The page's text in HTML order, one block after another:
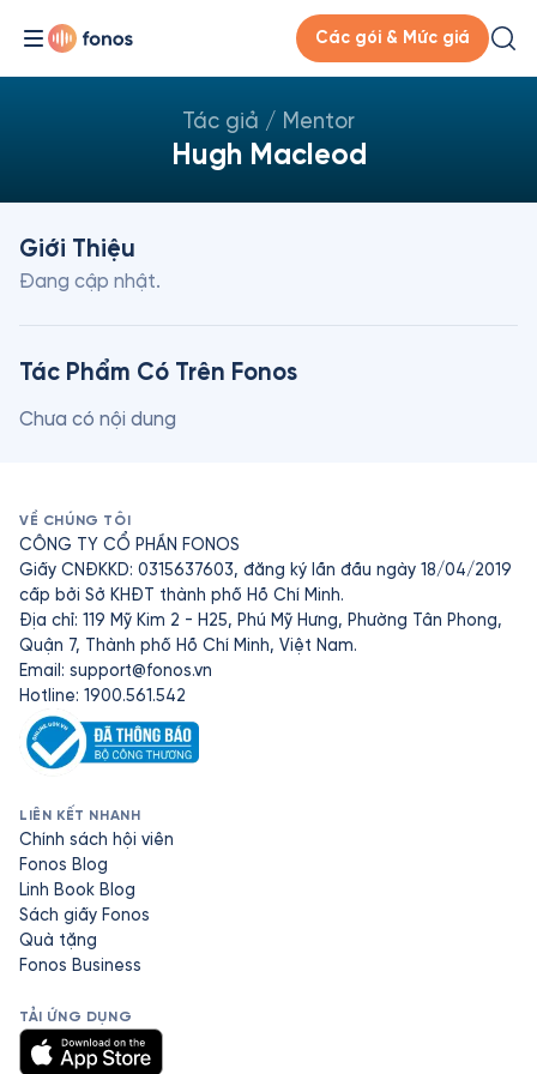
Các gói & Mức giá
Tác giả / Mentor
Hugh Macleod
Giới Thiệu
Đang cập nhật.
Tác Phẩm Có Trên Fonos
Chưa có nội dung
VỀ CHÚNG TÔI
CÔNG TY CỔ PHẦN FONOS
Giấy CNĐKKD: 0315637603, đăng ký lần đầu ngày 18/04/2019
cấp bởi Sở KHĐT thành phố Hồ Chí Minh.
Địa chỉ: 119 Mỹ Kim 2 - H25, Phú Mỹ Hưng, Phường Tân Phong,
Quận 7, Thành phố Hồ Chí Minh, Việt Nam.
Email: support@fonos.vn
Hotline: 1900.561.542
LIÊN KẾT NHANH
Chính sách hội viên
Fonos Blog
Linh Book Blog
Sách giấy Fonos
Quà tặng
Fonos Business
TẢI ỨNG DỤNG